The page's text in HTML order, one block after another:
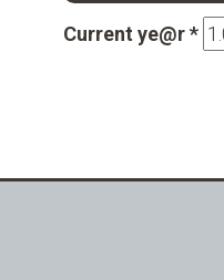
Current ye@r*